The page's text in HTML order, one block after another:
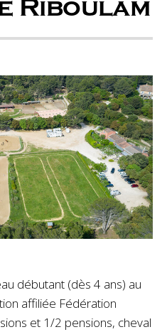
Riboulam
débutant (dès 4 ans) au
affiliée Fédération
et 1/2 pensions, cheval